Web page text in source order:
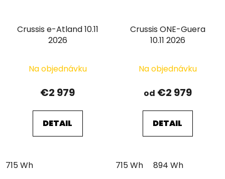
Crussis e-Atland 10.11
2026
Na objednávku
€2 979
DETAIL
715 Wh
Crussis ONE-Guera
10.11 2026
Na objednávku
od €2 979
DETAIL
715 Wh 894 Wh